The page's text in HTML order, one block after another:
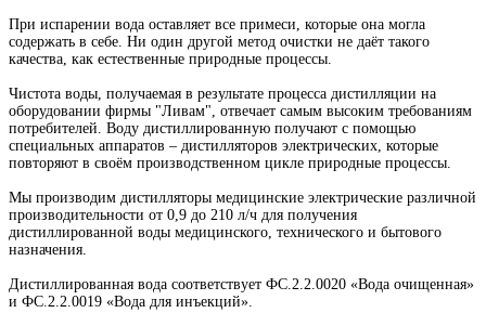
При испарении вода оставляет все примеси, которые она могла
содержать в себе. Ни один другой метод очистки не даёт такого
качества, как естественные природные процессы.
Чистота воды, получаемая в результате процесса дистилляции на
оборудовании фирмы "Ливам", отвечает самым высоким требованиям
потребителей. Воду дистиллированную получают с помощью
специальных аппаратов – дистилляторов электрических, которые
повторяют в своём производственном цикле природные процессы.
Мы производим дистилляторы медицинские электрические различной
производительности от 0,9 до 210 л/ч для получения
дистиллированной воды медицинского, технического и бытового
назначения.
Дистиллированная вода соответствует ФС.2.2.0020 «Вода очищенная»
и ФС.2.2.0019 «Вода для инъекций».